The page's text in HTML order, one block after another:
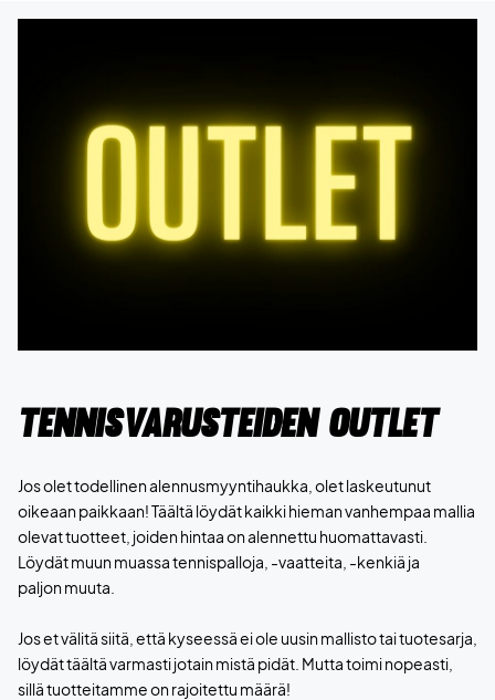
Tennisvarusteiden outlet
Jos olet todellinen alennusmyyntihaukka, olet laskeutunut
oikeaan paikkaan! Täältä löydät kaikki hieman vanhempaa mallia
olevat tuotteet, joiden hintaa on alennettu huomattavasti.
Löydät muun muassa tennispalloja, -vaatteita, -kenkiä ja
paljon muuta.
Jos et välitä siitä, että kyseessä ei ole uusin mallisto tai tuotesarja,
löydät täältä varmasti jotain mistä pidät. Mutta toimi nopeasti,
sillä tuotteitamme on rajoitettu määrä!